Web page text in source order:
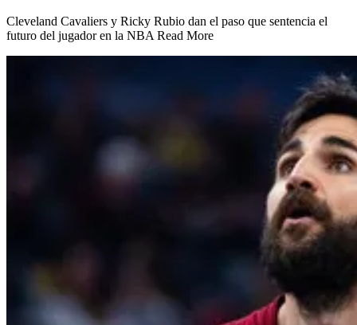
Cleveland Cavaliers y Ricky Rubio dan el paso que sentencia el
futuro del jugador en la NBA Read More